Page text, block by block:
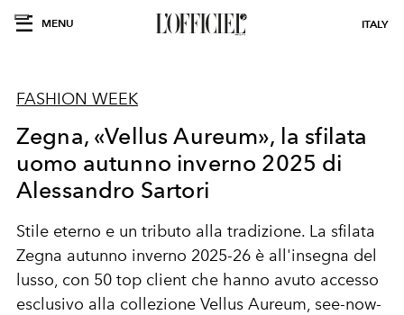
MENU ITALY
FASHION WEEK
Zegna, «Vellus Aureum», la sfilata
uomo autunno inverno 2025 di
Alessandro Sartori
Stile eterno e un tributo alla tradizione. La sfilata
Zegna autunno inverno 2025-26 è all'insegna del
lusso, con 50 top client che hanno avuto accesso
esclusivo alla collezione Vellus Aureum, see-now-